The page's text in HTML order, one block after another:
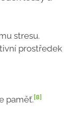
stresu.
prostředek
paměť.[8]